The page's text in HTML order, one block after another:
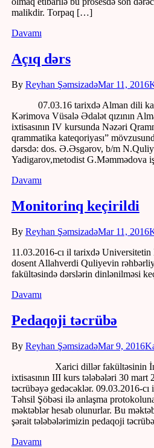
malikdir. Torpaq […]
Davamı
Açıq dərs
By Reyhan ŞəmsizadəMar 11, 2016
07.03.16 tarixdə Alman dili
Kərimova Vüsalə Ədalət qızının
ixtisasının IV kursunda Nəzəri
qrammatika kateqoriyası”
dərsdə: dos. Ə.Əsgərov, b/m
Yadigarov,metodist G.Məmmədova
Davamı
Monitorinq keçirildi
By Reyhan ŞəmsizadəMar 11, 2016
11.03.2016-cı il tarixdə
dosent Allahverdi Quliyevin
fakültəsində dərslərin dinlənilməsi
Davamı
Pedaqoji təcrübə
By Reyhan ŞəmsizadəMar 9, 2016
Xarici dillər fakültəsinin
ixtisasının III kurs tələbələri 30 mart
təcrübəyə gedəcəklər. 09.03.2016-
Təhsil Şöbəsi ilə anlaşma
məktəblər hesab olunurlar. Bu
şərait tələbələrimizin pedaqoji
Davamı